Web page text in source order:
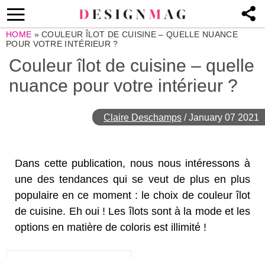
HOME »COULEUR ÎLOT DE CUISINE – QUELLE NUANCE
POUR VOTRE INTÉRIEUR ?
Couleur îlot de cuisine – quelle
nuance pour votre intérieur ?
Claire Deschamps /January 07 2021
Dans cette publication, nous nous intéressons à
une des tendances qui se veut de plus en plus
populaire en ce moment : le choix de couleur îlot
de cuisine. Eh oui ! Les îlots sont à la mode et les
options en matière de coloris est illimité !